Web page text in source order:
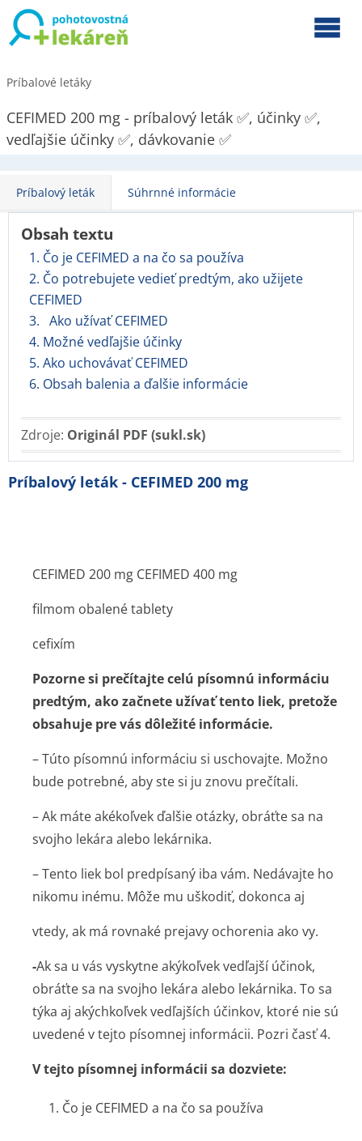
Príbalové letáky
CEFIMED 200 mg - príbalový leták ✅, účinky ✅,
vedľajšie účinky ✅, dávkovanie ✅
Príbalový leták Súhrnné informácie
Obsah textu
1. Čo je CEFIMED a na čo sa používa
2. Čo potrebujete vedieť predtým, ako užijete
CEFIMED
3. Ako užívať CEFIMED
4. Možné vedľajšie účinky
5. Ako uchovávať CEFIMED
6. Obsah balenia a ďalšie informácie
Zdroje: Originál PDF (sukl.sk)
Príbalový leták - CEFIMED 200 mg
CEFIMED 200 mg CEFIMED 400 mg
filmom obalené tablety
cefixím
Pozorne si prečítajte celú písomnú informáciu
predtým, ako začnete užívať tento liek, pretože
obsahuje pre vás dôležité informácie.
– Túto písomnú informáciu si uschovajte. Možno
bude potrebné, aby ste si ju znovu prečítali.
– Ak máte akékoľvek ďalšie otázky, obráťte sa na
svojho lekára alebo lekárnika.
– Tento liek bol predpísaný iba vám. Nedávajte ho
nikomu inému. Môže mu uškodiť, dokonca aj
vtedy, ak má rovnaké prejavy ochorenia ako vy.
-Ak sa u vás vyskytne akýkoľvek vedľajší účinok,
obráťte sa na svojho lekára alebo lekárnika. To sa
týka aj akýchkoľvek vedľajších účinkov, ktoré nie sú
uvedené v tejto písomnej informácii. Pozri časť 4.
V tejto písomnej informácii sa dozviete:
1. Čo je CEFIMED a na čo sa používa